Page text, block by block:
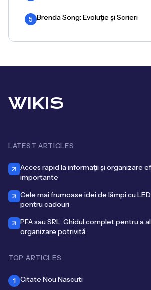
5 Brenda Song: Evoluție și Scrieri
WIKIS
LATEST ARTICLES
Acces rapid la informații și organizare
importante
Cele mai frumoase idei de lămpi cu
pentru cadouri
PFA sau SRL: Ghidul complet pentru a
organizare potrivită
TOP ARTICLES
1 Citate Nou Nascuti